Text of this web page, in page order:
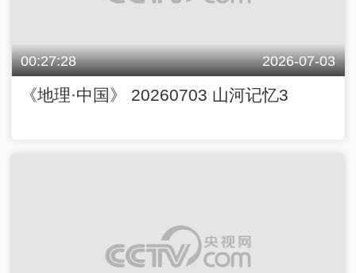
00:27:28 2026-07-03
《地理·中国》 20260703 山河记忆3